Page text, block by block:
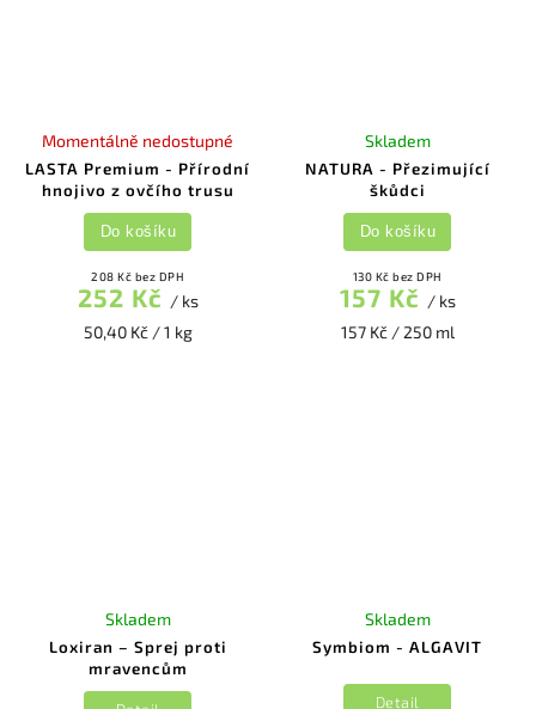
LASTA Premium - Přírodní
hnojivo z ovčího trusu
Momentálně nedostupné
208 Kč bez DPH
252 Kč / ks
50,40 Kč / 1 kg
Do košíku
NATURA - Přezimující
škůdci
Skladem
130 Kč bez DPH
157 Kč / ks
157 Kč / 250 ml
Do košíku
Loxiran – Sprej proti
mravencům
Skladem
Symbiom - ALGAVIT
Skladem
Detail